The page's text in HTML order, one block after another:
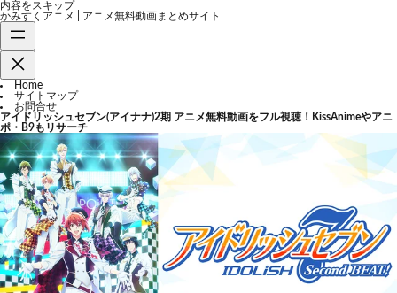
内容をスキップ
かみすくアニメ | アニメ無料動画まとめサイト
Home
サイトマップ
お問合せ
アイドリッシュセブン(アイナナ)2期 アニメ無料動画をフル視聴！KissAnimeやアニ
ポ・B9もリサーチ